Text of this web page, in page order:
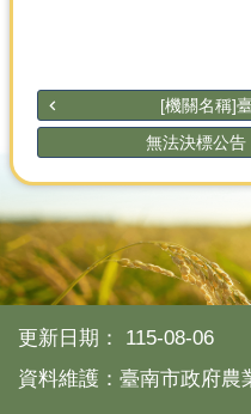
頁
府
首
頁
網
站
覽
[機關名稱]
無法決標公
更新日期：
115-08-06
資料維護：臺南市政府農